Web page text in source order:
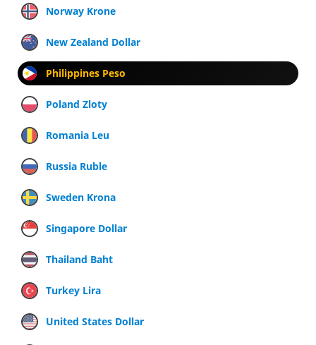
Norway Krone
New Zealand Dollar
Philippines Peso
Poland Zloty
Romania Leu
Russia Ruble
Sweden Krona
Singapore Dollar
Thailand Baht
Turkey Lira
United States Dollar